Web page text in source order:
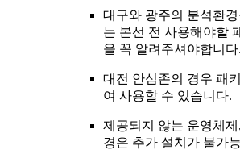
대구와 광주의 분석환
는 본선 전 사용해야할
을 꼭 알려주셔야합니다.
대전 안심존의 경우 패
여 사용할 수 있습니다.
제공되지 않는 운영체
경은 추가 설치가 불가